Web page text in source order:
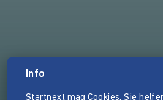
Info
Startnext mag Cookies. Sie